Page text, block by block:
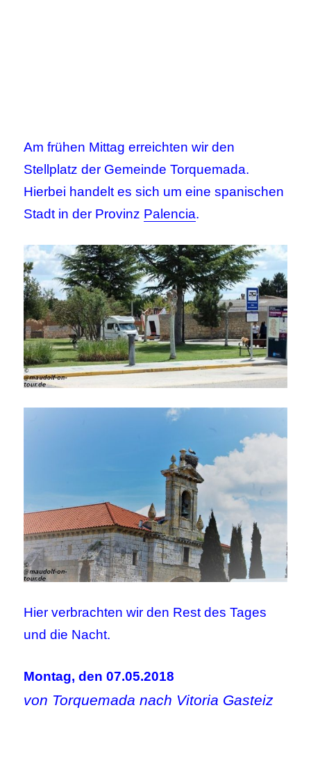
Am frühen Mittag erreichten wir den
Stellplatz der Gemeinde Torquemada.
Hierbei handelt es sich um eine spanischen
Stadt in der Provinz Palencia.
Hier verbrachten wir den Rest des Tages
und die Nacht.
Montag, den 07.05.2018
von Torquemada nach Vitoria Gasteiz